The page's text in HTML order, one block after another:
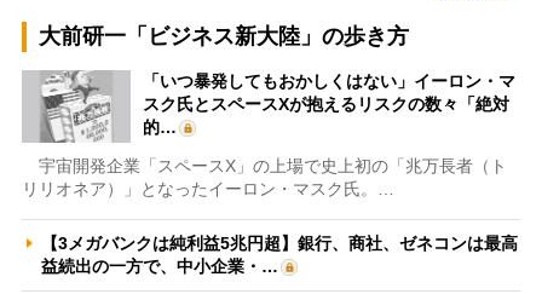
大前研一「ビジネス新大陸」の歩き方
「いつ暴発してもおかしくはない」イーロン・マ
スク氏とスペースXが抱えるリスクの数々「絶対
的…
宇宙開発企業「スペースX」の上場で史上初の「兆万長者（ト
リリオネア）」となったイーロン・マスク氏。…
【3メガバンクは純利益5兆円超】銀行、商社、ゼネコンは最高
益続出の一方で、中小企業・…